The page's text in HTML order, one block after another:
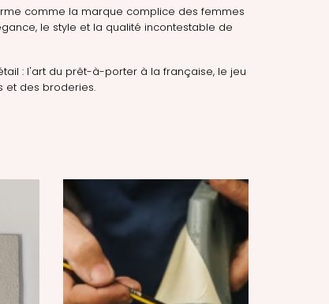
comme la marque complice des femmes
le style et la qualité incontestable de
: l'art du prêt-à-porter à la française, le jeu
et des broderies.